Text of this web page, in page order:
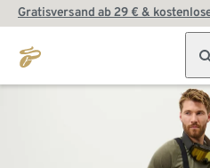
Gratisversand ab 29 € &